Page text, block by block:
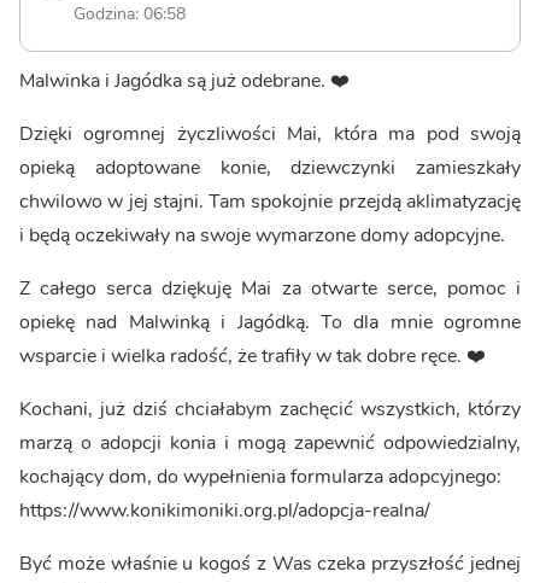
Godzina: 06:58
Malwinka i Jagódka są już odebrane. ❤️
Dzięki ogromnej życzliwości Mai, która ma pod swoją
opieką adoptowane konie, dziewczynki zamieszkały
chwilowo w jej stajni. Tam spokojnie przejdą aklimatyzację
i będą oczekiwały na swoje wymarzone domy adopcyjne.
Z całego serca dziękuję Mai za otwarte serce, pomoc i
opiekę nad Malwinką i Jagódką. To dla mnie ogromne
wsparcie i wielka radość, że trafiły w tak dobre ręce. ❤️
Kochani, już dziś chciałabym zachęcić wszystkich, którzy
marzą o adopcji konia i mogą zapewnić odpowiedzialny,
kochający dom, do wypełnienia formularza adopcyjnego:
https://www.konikimoniki.org.pl/adopcja-realna/
Być może właśnie u kogoś z Was czeka przyszłość jednej